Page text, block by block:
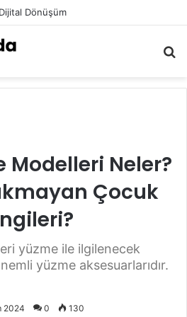
Göz Kamaştıran Şıklığın Sırları
Modelleri Neler?
Çocuk
yüzme ile ilgilenecek
yüzme aksesuarlarıdır.
2024 0 130